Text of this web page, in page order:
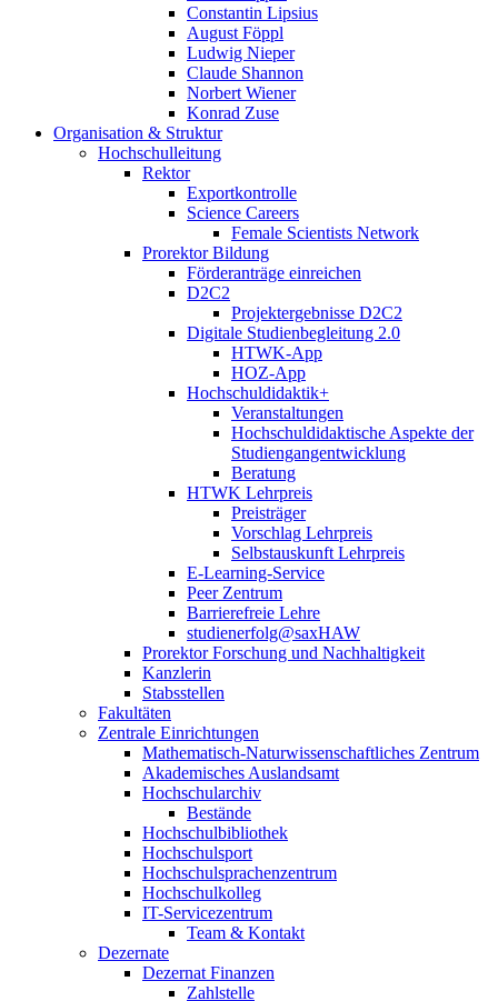
Constantin Lipsius
August Föppl
Ludwig Nieper
Claude Shannon
Norbert Wiener
Konrad Zuse
Organisation & Struktur
Hochschulleitung
Rektor
Exportkontrolle
Science Careers
Female Scientists Network
Prorektor Bildung
Förderanträge einreichen
D2C2
Projektergebnisse D2C2
Digitale Studienbegleitung 2.0
HTWK-App
HOZ-App
Hochschuldidaktik+
Veranstaltungen
Hochschuldidaktische Aspekte der
Studiengangentwicklung
Beratung
HTWK Lehrpreis
Preisträger
Vorschlag Lehrpreis
Selbstauskunft Lehrpreis
E-Learning-Service
Peer Zentrum
Barrierefreie Lehre
studienerfolg@saxHAW
Prorektor Forschung und Nachhaltigkeit
Kanzlerin
Stabsstellen
Fakultäten
Zentrale Einrichtungen
Mathematisch-Naturwissenschaftliches Zentrum
Akademisches Auslandsamt
Hochschularchiv
Bestände
Hochschulbibliothek
Hochschulsport
Hochschulsprachenzentrum
Hochschulkolleg
IT-Servicezentrum
Team & Kontakt
Dezernate
Dezernat Finanzen
Zahlstelle